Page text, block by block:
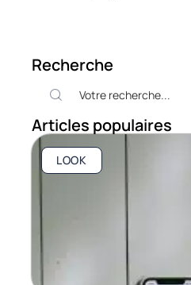
Recherche
Articles populaires
LOOK